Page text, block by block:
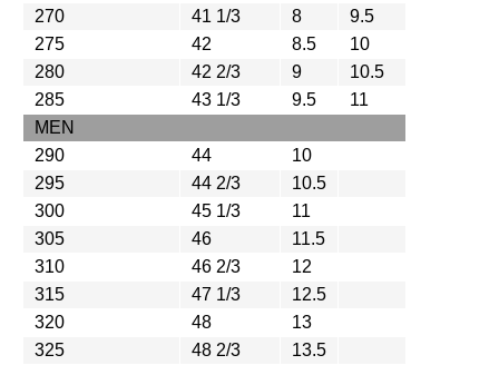
270
41 1/3 8 9.5
275
42 8.5 10
280
42 2/3 9 10.5
285
43 1/3 9.5 11
MEN
290
44 10
295
44 2/3 10.5
300
45 1/3 11
305
46 11.5
310
46 2/3 12
315
47 1/3 12.5
320
48 13
325
48 2/3 13.5